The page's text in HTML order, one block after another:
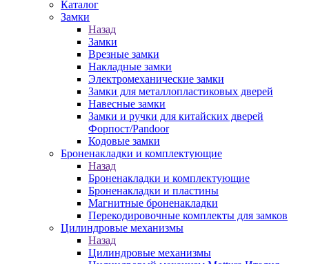
Каталог
Замки
Назад
Замки
Врезные замки
Накладные замки
Электромеханические замки
Замки для металлопластиковых дверей
Навесные замки
Замки и ручки для китайских дверей
Форпост/Раndoor
Кодовые замки
Броненакладки и комплектующие
Назад
Броненакладки и комплектующие
Броненакладки и пластины
Магнитные броненакладки
Перекодировочные комплекты для замков
Цилиндровые механизмы
Назад
Цилиндровые механизмы